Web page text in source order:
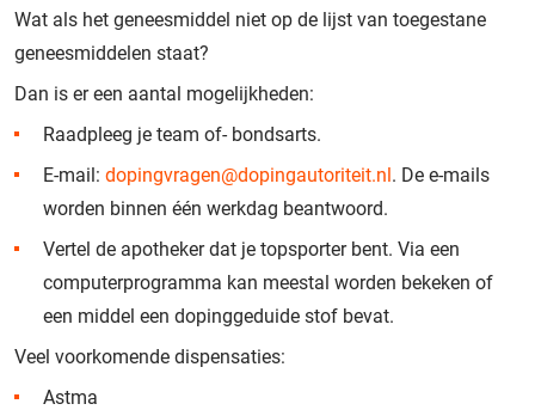
Wat als het geneesmiddel niet op de lijst van toegestane
geneesmiddelen staat?
Dan is er een aantal mogelijkheden:
Raadpleeg je team of- bondsarts.
E-mail: dopingvragen@dopingautoriteit.nl. De e-mails
worden binnen één werkdag beantwoord.
Vertel de apotheker dat je topsporter bent. Via een
computerprogramma kan meestal worden bekeken of
een middel een dopinggeduide stof bevat.
Veel voorkomende dispensaties:
Astma